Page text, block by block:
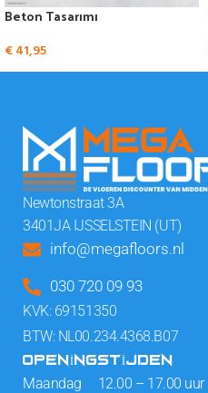
Beton Tasarımı
€41,95
Newtonstraat 3A
3401JA IJSSELSTEIN (UT)
info@megafloors.nl
030 720 09 93
KVK: 69151350
BTW: NL00.234.4368.B07
OPENINGSTIJDEN
Maandag 12.00 – 17.00 uur